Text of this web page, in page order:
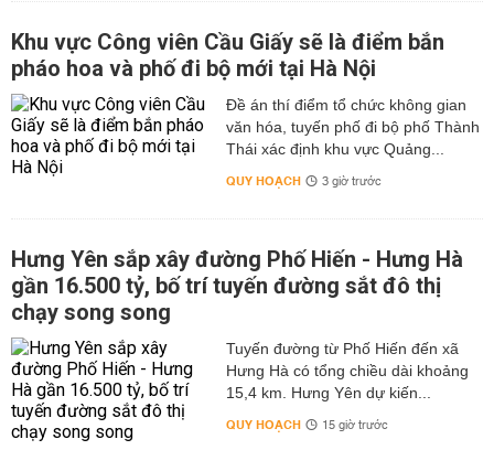
Khu vực Công viên Cầu Giấy sẽ là điểm bắn
pháo hoa và phố đi bộ mới tại Hà Nội
Đề án thí điểm tổ chức không gian
văn hóa, tuyến phố đi bộ phố Thành
Thái xác định khu vực Quảng...
QUY HOẠCH 3 giờ trước
Hưng Yên sắp xây đường Phố Hiến - Hưng Hà
gần 16.500 tỷ, bố trí tuyến đường sắt đô thị
chạy song song
Tuyến đường từ Phố Hiến đến xã
Hưng Hà có tổng chiều dài khoảng
15,4 km. Hưng Yên dự kiến...
QUY HOẠCH 15 giờ trước